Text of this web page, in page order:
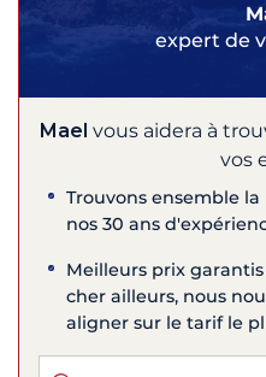
expert de
Mael vous aidera à
vos
Trouvons ensemble
nos 30 ans
Meilleurs prix
cher ailleurs, nous
aligner sur le tarif le